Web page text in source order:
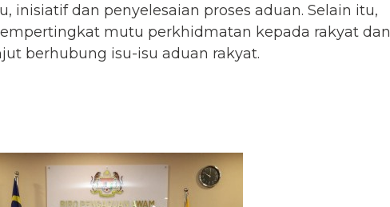
inisiatif dan penyelesaian proses aduan. Selain itu,
mutu perkhidmatan kepada rakyat dan
berhubung isu-isu aduan rakyat.